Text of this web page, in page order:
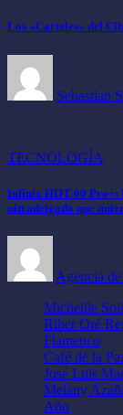
Los «Carteles» del
Sebastian
TECNOLOGÍA
Infinix HOT 60 Pro+:
ultradelgado que
Agencia
Micheille
Riber Oré
Flamenco
Café de la
José Luis
Melany
Año